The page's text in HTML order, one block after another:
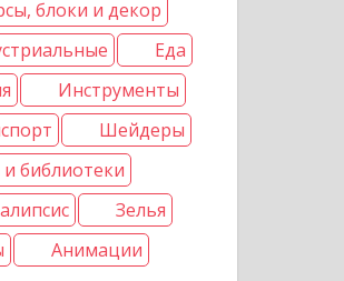
блоки и декор
Еда
Инструменты
Шейдеры
библиотеки
Зелья
Анимации